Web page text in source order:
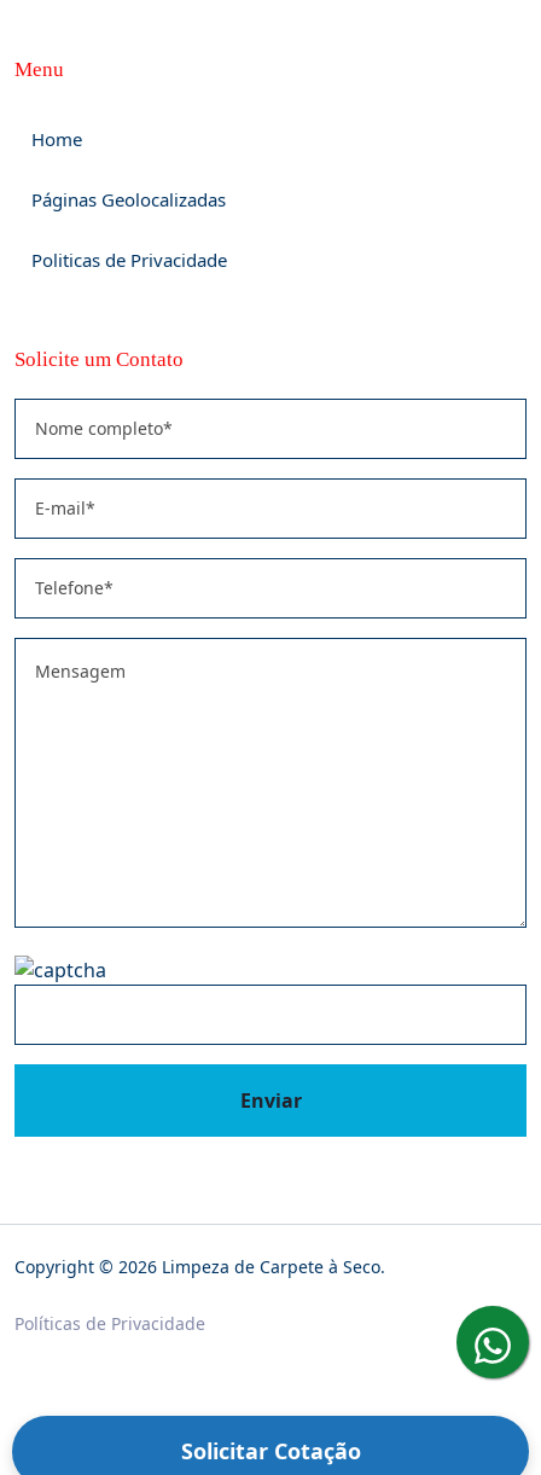
Menu
Home
Páginas Geolocalizadas
Politicas de Privacidade
Solicite um Contato
Enviar
Copyright © 2026 Limpeza de Carpete à Seco.
Políticas de Privacidade
Solicitar Cotação